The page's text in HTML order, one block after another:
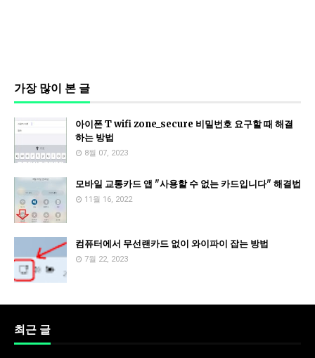
가장 많이 본 글
아이폰 T wifi zone_secure 비밀번호 요구할 때 해결
하는 방법
8월 07, 2023
모바일 교통카드 앱 "사용할 수 없는 카드입니다" 해결법
11월 16, 2022
컴퓨터에서 무선랜카드 없이 와이파이 잡는 방법
7월 22, 2023
최근 글